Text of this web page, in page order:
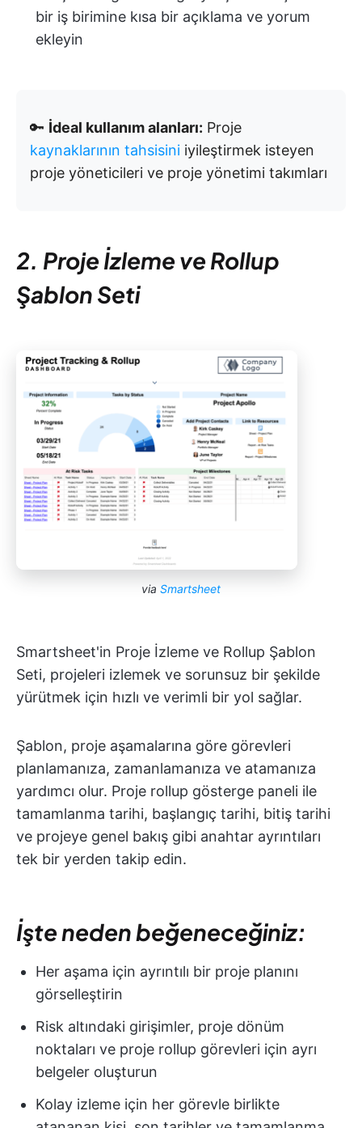
bir iş birimine kısa bir açıklama ve yorum
ekleyin
🔑 İdeal kullanım alanları: Proje
kaynaklarının tahsisini iyileştirmek isteyen
proje yöneticileri ve proje yönetimi takımları
2. Proje İzleme ve Rollup
Şablon Seti
via Smartsheet
Smartsheet'in Proje İzleme ve Rollup Şablon
Seti, projeleri izlemek ve sorunsuz bir şekilde
yürütmek için hızlı ve verimli bir yol sağlar.
Şablon, proje aşamalarına göre görevleri
planlamanıza, zamanlamanıza ve atamanıza
yardımcı olur. Proje rollup gösterge paneli ile
tamamlanma tarihi, başlangıç tarihi, bitiş tarihi
ve projeye genel bakış gibi anahtar ayrıntıları
tek bir yerden takip edin.
İşte neden beğeneceğiniz:
Her aşama için ayrıntılı bir proje planını
görselleştirin
Risk altındaki girişimler, proje dönüm
noktaları ve proje rollup görevleri için ayrı
belgeler oluşturun
Kolay izleme için her görevle birlikte